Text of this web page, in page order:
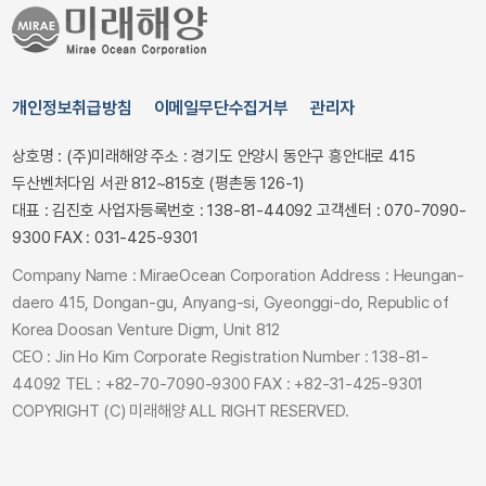
개인정보취급방침 이메일무단수집거부 관리자
상호명 : (주)미래해양 주소 : 경기도 안양시 동안구 흥안대로 415
두산벤처다임 서관 812~815호 (평촌동 126-1)
대표 : 김진호 사업자등록번호 : 138-81-44092 고객센터 : 070-7090-
9300 FAX : 031-425-9301
Company Name : MiraeOcean Corporation Address : Heungan-
daero 415, Dongan-gu, Anyang-si, Gyeonggi-do, Republic of
Korea Doosan Venture Digm, Unit 812
CEO : Jin Ho Kim Corporate Registration Number : 138-81-
44092 TEL : +82-70-7090-9300 FAX : +82-31-425-9301
COPYRIGHT (C) 미래해양 ALL RIGHT RESERVED.